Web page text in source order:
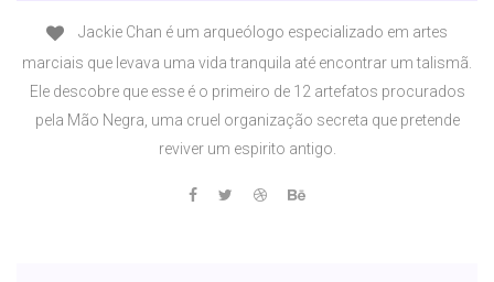
Jackie Chan é um arqueólogo especializado em artes
marciais que levava uma vida tranquila até encontrar um talismã.
Ele descobre que esse é o primeiro de 12 artefatos procurados
pela Mão Negra, uma cruel organização secreta que pretende
reviver um espirito antigo.